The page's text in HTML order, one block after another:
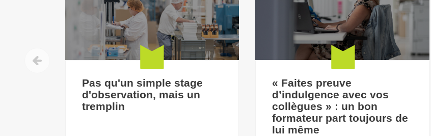
Pas qu'un simple stage
d'observation, mais un
tremplin
« Faites preuve
d’indulgence avec vos
collègues » : un bon
formateur part toujours de
lui même